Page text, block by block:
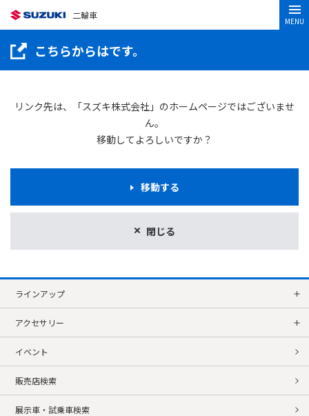
二輪車
MENU
こちらからはです。
リンク先は、「スズキ株式会社」のホームページではございませ
ん。
移動してよろしいですか？
閉じる
移動する
ラインアップ
アクセサリー
イベント
販売店検索
展示車・試乗車検索